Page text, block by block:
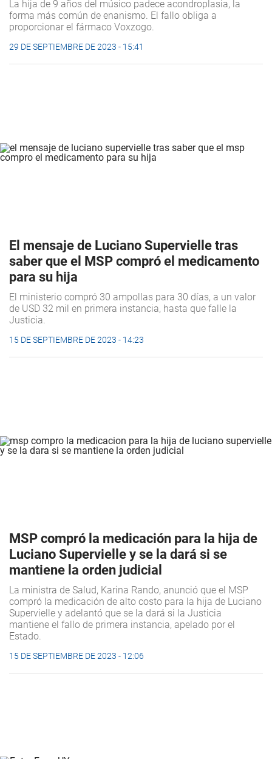
La hija de 9 años del músico padece acondroplasia, la
forma más común de enanismo. El fallo obliga a
proporcionar el fármaco Voxzogo.
29 DE SEPTIEMBRE DE 2023 - 15:41
El mensaje de Luciano Supervielle tras
saber que el MSP compró el medicamento
para su hija
El ministerio compró 30 ampollas para 30 días, a un valor
de USD 32 mil en primera instancia, hasta que falle la
Justicia.
15 DE SEPTIEMBRE DE 2023 - 14:23
MSP compró la medicación para la hija de
Luciano Supervielle y se la dará si se
mantiene la orden judicial
La ministra de Salud, Karina Rando, anunció que el MSP
compró la medicación de alto costo para la hija de Luciano
Supervielle y adelantó que se la dará si la Justicia
mantiene el fallo de primera instancia, apelado por el
Estado.
15 DE SEPTIEMBRE DE 2023 - 12:06